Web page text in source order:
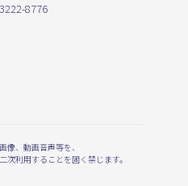
8776
像、動画音声等を、
利用することを固く禁じます。